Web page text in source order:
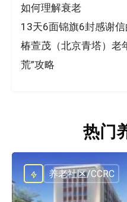
如何理解衰老
13天6面锦旗6封感谢
椿萱茂（北京青塔）老
荒”攻略
热门
养老社区/CCRC